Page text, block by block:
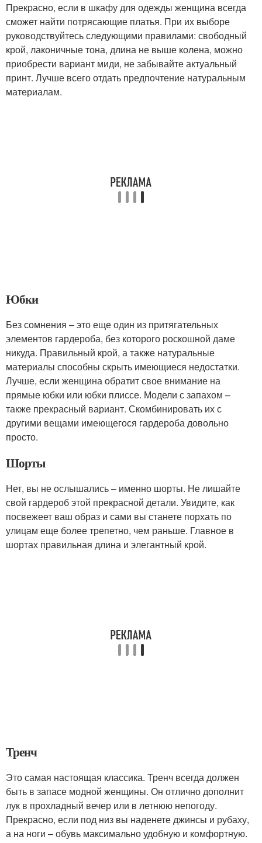
Прекрасно, если в шкафу для одежды женщина всегда
сможет найти потрясающие платья. При их выборе
руководствуйтесь следующими правилами: свободный
крой, лаконичные тона, длина не выше колена, можно
приобрести вариант миди, не забывайте актуальный
принт. Лучше всего отдать предпочтение натуральным
материалам.
Юбки
Без сомнения – это еще один из притягательных
элементов гардероба, без которого роскошной даме
никуда. Правильный крой, а также натуральные
материалы способны скрыть имеющиеся недостатки.
Лучше, если женщина обратит свое внимание на
прямые юбки или юбки плиссе. Модели с запахом –
также прекрасный вариант. Скомбинировать их с
другими вещами имеющегося гардероба довольно
просто.
Шорты
Нет, вы не ослышались – именно шорты. Не лишайте
свой гардероб этой прекрасной детали. Увидите, как
посвежеет ваш образ и сами вы станете порхать по
улицам еще более трепетно, чем раньше. Главное в
шортах правильная длина и элегантный крой.
Тренч
Это самая настоящая классика. Тренч всегда должен
быть в запасе модной женщины. Он отлично дополнит
лук в прохладный вечер или в летнюю непогоду.
Прекрасно, если под низ вы наденете джинсы и рубаху,
а на ноги – обувь максимально удобную и комфортную.